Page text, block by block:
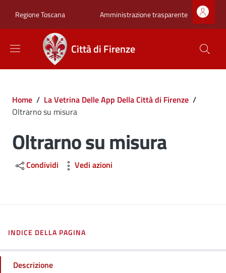
Regione Toscana Zona superiore
Amministrazione trasparente
Città di Firenze
Briciole di pane
Home / La Vetrina Delle App Della Città di Firenze /
Oltrarno su misura
Oltrarno su misura
Condividi Vedi azioni
INDICE DELLA PAGINA
Descrizione